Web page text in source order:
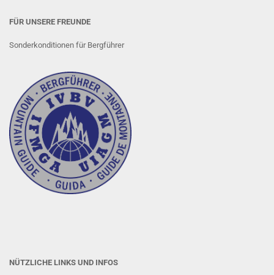
FÜR UNSERE FREUNDE
Sonderkonditionen für Bergführer
NÜTZLICHE LINKS UND INFOS